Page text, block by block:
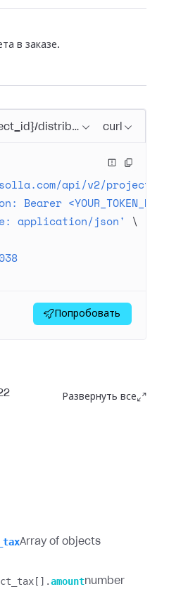
в заказе.
distribution_hub/
curl
api/v2/project/
application/json'
\
Попробовать
Развернуть все
Array of objects
amountnumber